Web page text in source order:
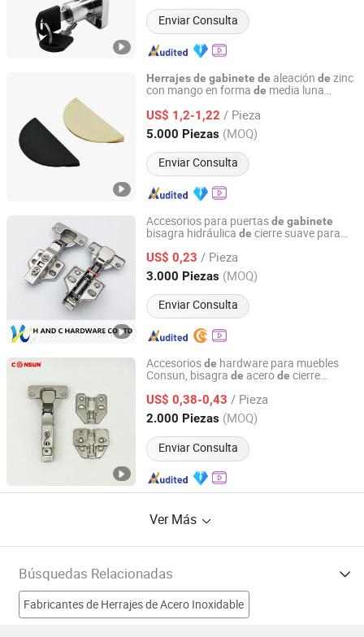
Enviar Consulta
Herrajesde gabinete de aleación de zinc
con mango en forma de media luna
dorado
US$ 1,2-1,22 / Pieza
5.000 Piezas (MOQ)
Enviar Consulta
JOSO CORPORATION
Guangdong, China Desde 2010
Accesorios para puertasde gabinete
bisagra hidráulica de cierre suave para
US$ 0,23 / Pieza
3.000 Piezas (MOQ)
Enviar Consulta
H AND C HARDWARE CO., LIMITED
Guangdong, China Desde 2015
Accesoriosde hardware para muebles
Consun, bisagra de acerode cierre
suave para muebles
US$ 0,38-0,43 / Pieza
2.000 Piezas (MOQ)
Enviar Consulta
Qingyuan Consun Hardware Electrical Products Company
Limited
Guangdong, China Desde 2026
Ver Más
Búsquedas Relacionadas
Fabricantes de Herrajes de Acero Inoxidable